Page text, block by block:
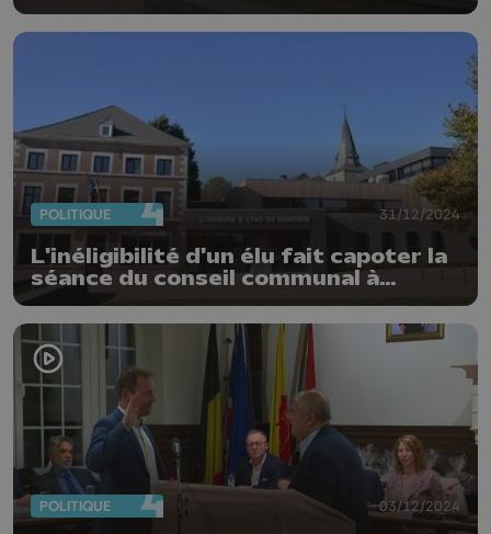
POLITIQUE 31/12/2024
L'inéligibilité d'un élu fait capoter la
séance du conseil communal à
Nandrin
POLITIQUE 03/12/2024